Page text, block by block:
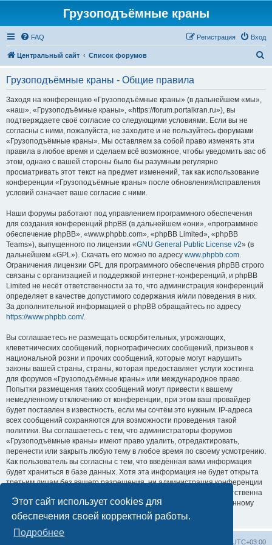
Этот сайт использует cookies для
обеспечения своей корректной работы.
Подробнее
Грузоподъёмные краны
FAQ Вход
Регистрация
Центральный сайт Список форумов
Грузоподъёмные краны - Общие правила
Заходя на конференцию «Грузоподъёмные краны» (в дальнейшем «мы»,
«наш», «Грузоподъёмные краны», «https://forum.portalkran.ru»), вы
подтверждаете своё согласие со следующими условиями. Если вы не
согласны с ними, пожалуйста, не заходите и не пользуйтесь форумами
«Грузоподъёмные краны». Мы оставляем за собой право изменять эти
правила в любое время и сделаем всё возможное, чтобы уведомить вас об
этом, однако с вашей стороны было бы разумным регулярно
просматривать этот текст на предмет изменений, так как использование
конференции «Грузоподъёмные краны» после обновления/исправления
условий означает ваше согласие с ними.
Наши форумы работают под управлением программного обеспечения
для создания конференций phpBB (в дальнейшем «они», «программное
обеспечение phpBB», «www.phpbb.com», «phpBB Limited», «phpBB
Teams»), выпущенного по лицензии «GNU General Public License v2» (в
дальнейшем «GPL»). Скачать его можно по адресу www.phpbb.com.
Ограничения лицензии GPL для программного обеспечения phpBB строго
связаны с организацией и поддержкой интернет-конференций, и phpBB
Limited не несёт ответственности за то, что администрация конференций
определяет в качестве допустимого содержания и/или поведения в них.
За дополнительной информацией о phpBB обращайтесь по адресу
https://www.phpbb.com/.
Вы соглашаетесь не размещать оскорбительных, угрожающих,
клеветнических сообщений, порнографических сообщений, призывов к
национальной розни и прочих сообщений, которые могут нарушить
законы вашей страны, страны, которая предоставляет услуги хостинга
для форумов «Грузоподъёмные краны» или международное право.
Попытки размещения таких сообщений могут привести к вашему
немедленному отключению от конференции, при этом ваш провайдер
будет поставлен в известность, если мы сочтём это нужным. IP-адреса
всех сообщений сохраняются для возможности проведения такой
политики. Вы соглашаетесь с тем, что администраторы форумов
«Грузоподъёмные краны» имеют право удалить, отредактировать,
перенести или закрыть любую тему в любое время по своему усмотрению.
Как пользователь вы согласны с тем, что введённая вами информация
будет храниться в базе данных. Хотя эта информация не будет открыта
третьим лицам без вашего разрешения, ни администрация конференции
«Грузоподъёмные краны», ни phpBB Limited не может быть ответственна
за действия хакеров, которые могут привести к несанкционированному
доступу к ней.
UTC+03:00